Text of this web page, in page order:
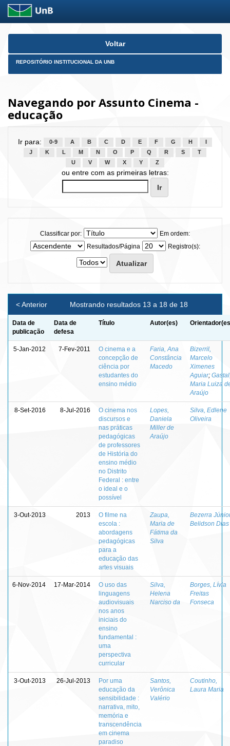
Skip
Voltar
REPOSITÓRIO INSTITUCIONAL DA UNB
Navegando por Assunto Cinema -
educação
Ir para: 0-9 A B C D E F G H
J
K L M N O P Q R S
T
U
V W X Y Z
ou entre com as primeiras letras:
Classificar por:
Em ordem:
Resultados/Página
Registro(s):
Mostrando resultados 13 a 18 de 18
< Anterior
Data de
publicação
Data de
defesa
Título Autor(es)
5-Jan-2012 7-Fev-2011
O cinema e a
concepção de
ciência por
estudantes do
ensino médio
Faria, Ana
Constância
Macedo
Bizerril,
Marcelo
Ximenes
Aguiar;
Maria Luiza
Araújo
8-Set-2016 8-Jul-2016
O cinema nos
discursos e
nas práticas
pedagógicas
de professores
de História do
ensino médio
no Distrito
Federal : entre
o ideal e o
possível
Lopes,
Daniela
Miller de
Araújo
Silva, Edlene
Oliveira
3-Out-2013 2013
O filme na
escola :
abordagens
pedagógicas
para a
educação das
artes visuais
Zaupa,
Maria de
Fátima da
Silva
Bezerra
Belidson Dias
6-Nov-2014 17-Mar-2014
O uso das
linguagens
audiovisuais
nos anos
iniciais do
ensino
fundamental :
uma
perspectiva
curricular
Silva,
Helena
Narciso da
Borges, Lívia
Freitas
Fonseca
3-Out-2013 26-Jul-2013
Por uma
educação da
sensibilidade :
narrativa, mito,
memória e
transcendência
em cinema
paradiso
Santos,
Verônica
Valério
Coutinho,
Laura Maria